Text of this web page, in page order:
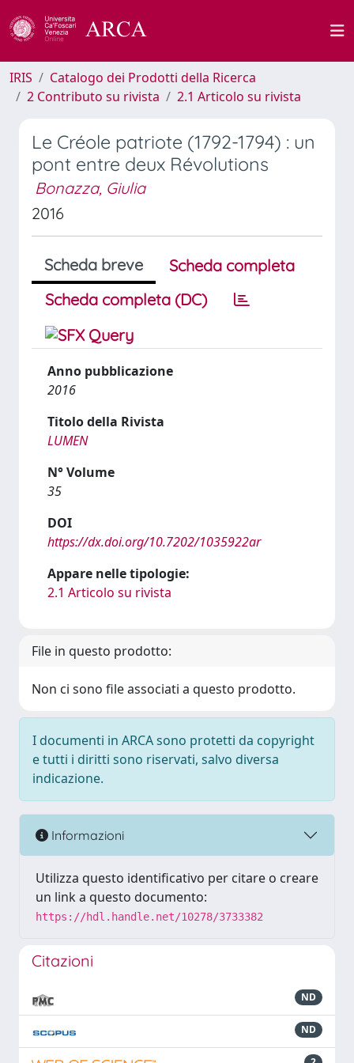
IRIS
Catalogo dei Prodotti della Ricerca
2 Contributo su rivista
2.1 Articolo su rivista
Le Créole patriote (1792-1794) : un
pont entre deux Révolutions
Bonazza, Giulia
2016
Scheda breve
Scheda completa
Scheda completa (DC)
Anno pubblicazione
2016
Titolo della Rivista
LUMEN
N° Volume
35
DOI
https://dx.doi.org/10.7202/1035922ar
Appare nelle tipologie:
2.1 Articolo su rivista
File in questo prodotto:
Non ci sono file associati a questo prodotto.
I documenti in ARCA sono protetti da copyright
e tutti i diritti sono riservati, salvo diversa
indicazione.
Informazioni
Utilizza questo identificativo per citare o creare
un link a questo documento:
https://hdl.handle.net/10278/3733382
Citazioni
ND
ND